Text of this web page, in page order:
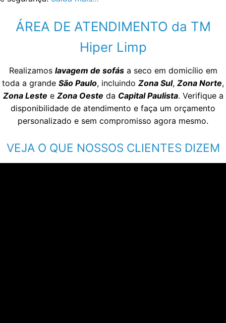
ÁREA DE ATENDIMENTO da TM
Hiper Limp
Realizamos lavagem de sofása seco em domicílio em
toda a grande São Paulo, incluindo Zona Sul, Zona Norte,
Zona Leste e Zona Oeste da Capital Paulista. Verifique a
disponibilidade de atendimento e faça um orçamento
personalizado e sem compromisso agora mesmo.
VEJA O QUE NOSSOS CLIENTES DIZEM